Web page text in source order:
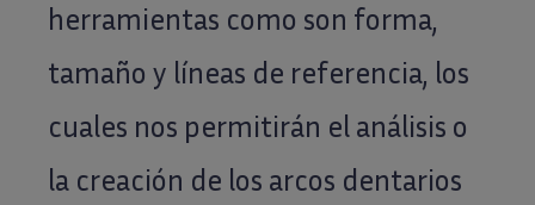
herramientas como son forma,
tamaño y líneas de referencia, los
cuales nos permitirán el análisis o
la creación de los arcos dentarios